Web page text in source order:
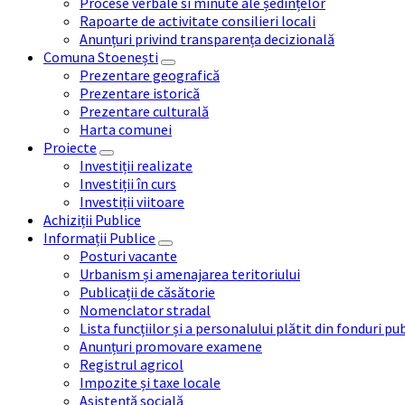
Rapoarte de activitate consilieri locali
Anunțuri privind transparența decizională
Comuna Stoenești
Prezentare geografică
Prezentare istorică
Prezentare culturală
Harta comunei
Proiecte
Investiții realizate
Investiții în curs
Investiții viitoare
Achiziții Publice
Informații Publice
Posturi vacante
Urbanism și amenajarea teritoriului
Publicații de căsătorie
Nomenclator stradal
Lista funcțiilor și a personalului plătit din fonduri
Anunțuri promovare examene
Registrul agricol
Impozite și taxe locale
Asistență socială